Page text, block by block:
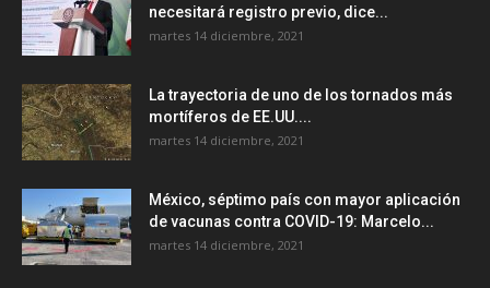
necesitará registro previo, dice...
martes 14 diciembre, 2021
La trayectoria de uno de los tornados más
mortíferos de EE.UU....
martes 14 diciembre, 2021
México, séptimo país con mayor aplicación
de vacunas contra COVID-19: Marcelo...
martes 14 diciembre, 2021